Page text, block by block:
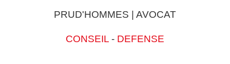
PRUD'HOMMES | AVOCAT
CONSEIL - DEFENSE